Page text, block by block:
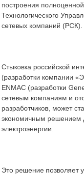
построения
Технологического
сетевых компаний (РСК).
Стыковка российской
(разработки компании
ENMAC (разработки
сетевым компаниям и
разработчиков, может
экономичным решением
электроэнергии.
Это решение позволяет